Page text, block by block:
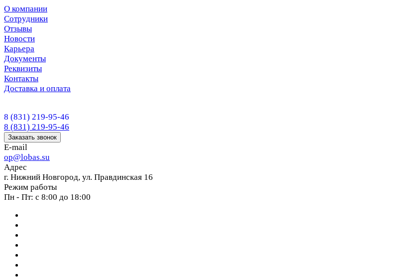
О компании
Сотрудники
Отзывы
Новости
Карьера
Документы
Реквизиты
Контакты
Доставка и оплата
8 (831) 219-95-46
8 (831) 219-95-46
Заказать звонок
E-mail
op@lobas.su
Адрес
г. Нижний Новгород, ул. Правдинская 16
Режим работы
Пн - Пт: с 8:00 до 18:00